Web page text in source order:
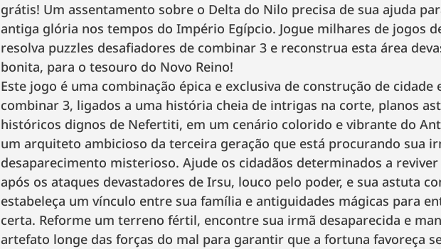
grátis! Um assentamento sobre o Delta do Nilo precisa de sua ajuda
antiga glória nos tempos do Império Egípcio. Jogue milhares de jogos
resolva puzzles desafiadores de combinar 3 e reconstrua esta área
bonita, para o tesouro do Novo Reino!
Este jogo é uma combinação épica e exclusiva de construção de cidade
combinar 3, ligados a uma história cheia de intrigas na corte, planos
históricos dignos de Nefertiti, em um cenário colorido e vibrante do
um arquiteto ambicioso da terceira geração que está procurando sua
desaparecimento misterioso. Ajude os cidadãos determinados a
após os ataques devastadores de Irsu, louco pelo poder, e sua astuta
estabeleça um vínculo entre sua família e antiguidades mágicas para
certa. Reforme um terreno fértil, encontre sua irmã desaparecida e
artefato longe das forças do mal para garantir que a fortuna favoreça